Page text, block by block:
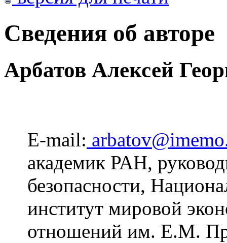
Сведения об авторе
Арбатов Алексей
E-mail:
академик РАН,
безопасности,
институт мировой
отношений им. Е.М.